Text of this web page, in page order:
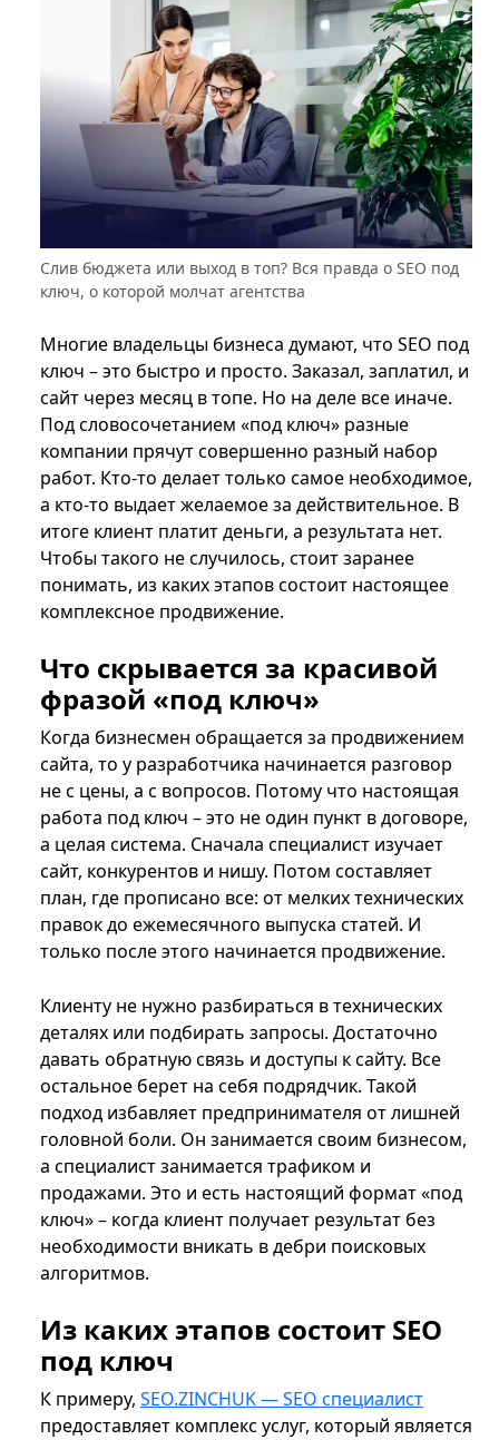
Слив бюджета или выход в топ? Вся правда о SEO под
ключ, о которой молчат агентства
Многие владельцы бизнеса думают, что SEO под
ключ – это быстро и просто. Заказал, заплатил, и
сайт через месяц в топе. Но на деле все иначе.
Под словосочетанием «под ключ» разные
компании прячут совершенно разный набор
работ. Кто-то делает только самое необходимое,
а кто-то выдает желаемое за действительное. В
итоге клиент платит деньги, а результата нет.
Чтобы такого не случилось, стоит заранее
понимать, из каких этапов состоит настоящее
комплексное продвижение.
Что скрывается за красивой
фразой «под ключ»
Когда бизнесмен обращается за продвижением
сайта, то у разработчика начинается разговор
не с цены, а с вопросов. Потому что настоящая
работа под ключ – это не один пункт в договоре,
а целая система. Сначала специалист изучает
сайт, конкурентов и нишу. Потом составляет
план, где прописано все: от мелких технических
правок до ежемесячного выпуска статей. И
только после этого начинается продвижение.
Клиенту не нужно разбираться в технических
деталях или подбирать запросы. Достаточно
давать обратную связь и доступы к сайту. Все
остальное берет на себя подрядчик. Такой
подход избавляет предпринимателя от лишней
головной боли. Он занимается своим бизнесом,
а специалист занимается трафиком и
продажами. Это и есть настоящий формат «под
ключ» – когда клиент получает результат без
необходимости вникать в дебри поисковых
алгоритмов.
Из каких этапов состоит SEO
под ключ
К примеру, SEO.ZINCHUK — SEO специалист
предоставляет комплекс услуг, который является